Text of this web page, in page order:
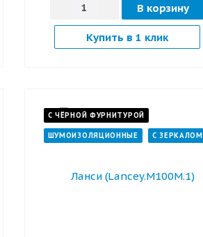
В корзину
Купить в 1 клик
С ЧЁРНОЙ ФУРНИТУРОЙ
ШУМОИЗОЛЯЦИОННЫЕ С ЗЕРКАЛОМ